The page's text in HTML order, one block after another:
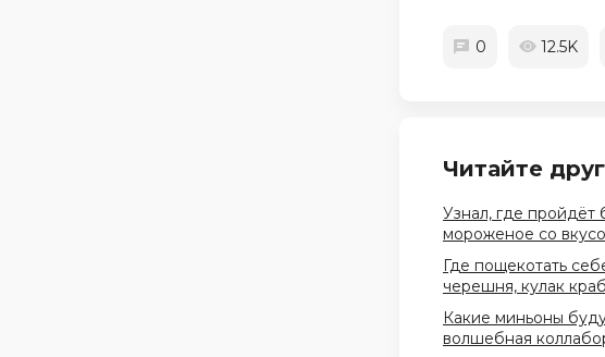
0 12.5K
Читайте
Узнал, где пройдёт
мороженое со
Где пощекотать
черешня, кулак
Какие миньоны
волшебная